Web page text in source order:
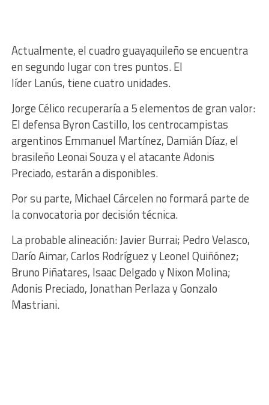
Actualmente, el cuadro guayaquileño se encuentra
en segundo lugar con tres puntos. El
líder Lanús, tiene cuatro unidades.
Jorge Célico recuperaría a 5 elementos de gran valor:
El defensa Byron Castillo, los centrocampistas
argentinos Emmanuel Martínez, Damián Díaz, el
brasileño Leonai Souza y el atacante Adonis
Preciado, estarán a disponibles.
Por su parte, Michael Cárcelen no formará parte de
la convocatoria por decisión técnica.
La probable alineación: Javier Burrai; Pedro Velasco,
Darío Aimar, Carlos Rodríguez y Leonel Quiñónez;
Bruno Piñatares, Isaac Delgado y Nixon Molina;
Adonis Preciado, Jonathan Perlaza y Gonzalo
Mastriani.